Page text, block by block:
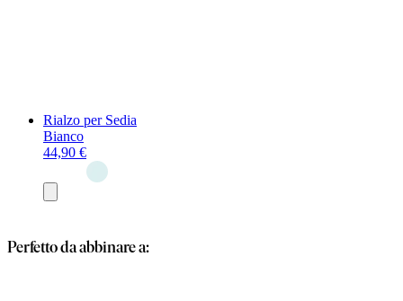
Rialzo per Sedia
Bianco
44,90 €
al
Perfetto da abbinare a: